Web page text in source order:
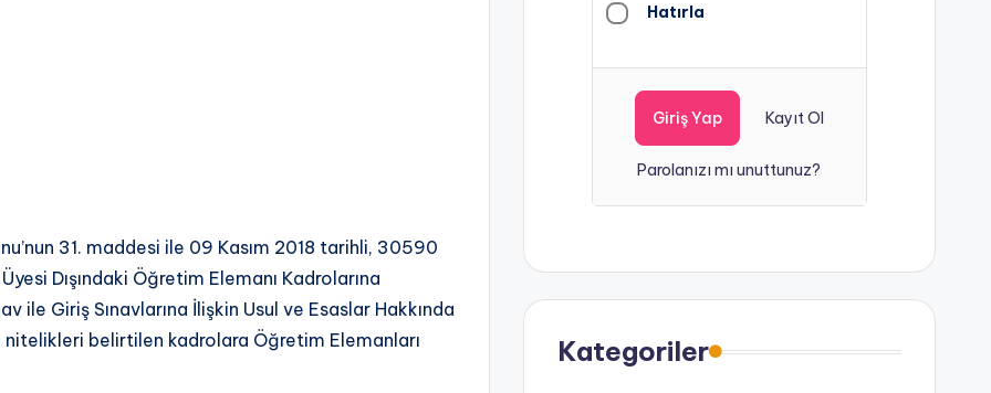
31. maddesi ile 09 Kasım 2018 tarihli, 30590
Dışındaki Öğretim Elemanı Kadrolarına
ile Giriş Sınavlarına İlişkin Usul ve Esaslar Hakkında
nitelikleri belirtilen kadrolara Öğretim Elemanları
Hatırla
Kayıt Ol
Parolanızı mı unuttunuz?
Kategoriler